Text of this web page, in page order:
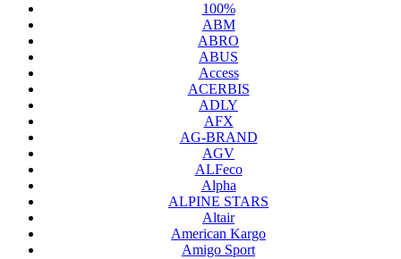
100%
ABM
ABRO
ABUS
Access
ACERBIS
ADLY
AFX
AG-BRAND
AGV
ALFeco
Alpha
ALPINE STARS
Altair
American Kargo
Amigo Sport